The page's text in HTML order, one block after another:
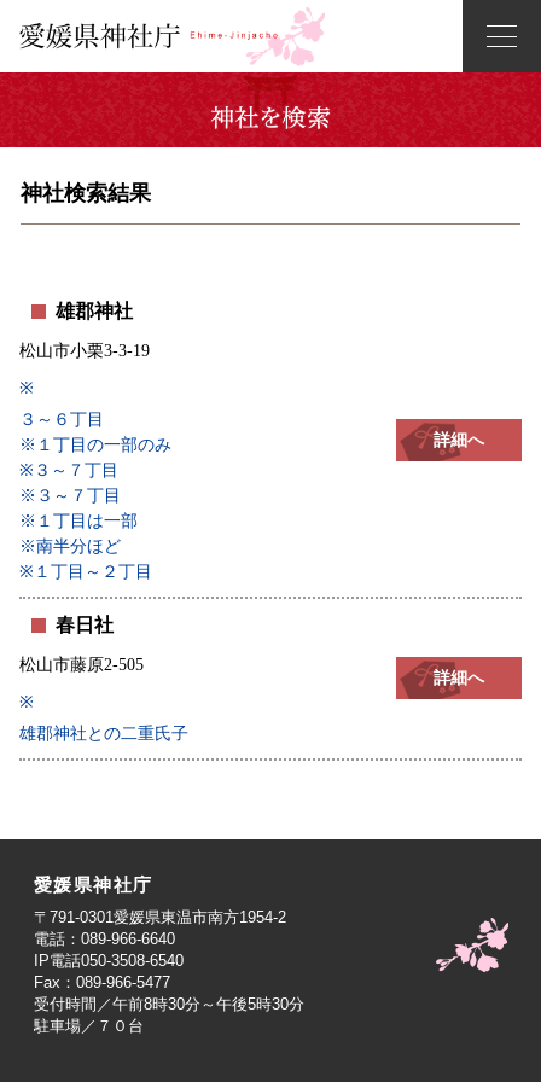
神社検索結果
雄郡神社
松山市小栗3-3-19
詳細へ
※
３～６丁目
※１丁目の一部のみ
※３～７丁目
※３～７丁目
※１丁目は一部
※南半分ほど
※１丁目～２丁目
春日社
松山市藤原2-505
詳細へ
※
雄郡神社との二重氏子
愛媛県神社庁
〒791-0301愛媛県東温市南方1954-2
電話：089-966-6640
IP電話050-3508-6540
Fax：089-966-5477
受付時間／午前8時30分～午後5時30分
駐車場／７０台